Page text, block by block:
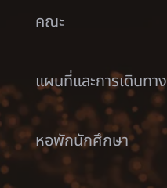
คณะ
แผนที่และการเดินทาง
หอพักนักศึกษา